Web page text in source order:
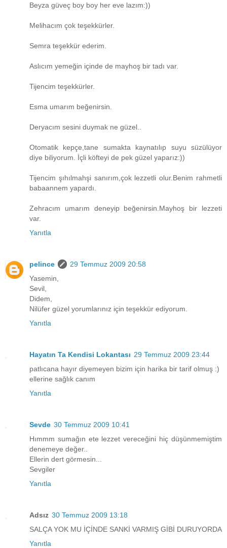
Beyza güveç boy boy her eve lazım:))
Melihacım çok teşekkürler.
Semra teşekkür ederim.
Aslıcım yemeğin içinde de mayhoş bir tadı var.
Tijencim teşekkürler.
Esma umarım beğenirsin.
Deryacım sesini duymak ne güzel..
Otomatik kepçe,tane sumakta kaynatılıp suyu süzülüyor
diye biliyorum. İçli köfteyi de pek güzel yaparız:))
Tijencim şıhılmahşi sanırım,çok lezzetli olur.Benim rahmetli
babaannem yapardı.
Zehracım umarım deneyip beğenirsin.Mayhoş bir lezzeti
var.
Yanıtla
pelince
29 Temmuz 2009 20:58
Yasemin,
Sevil,
Didem,
Nilüfer güzel yorumlarınız için teşekkür ediyorum.
Yanıtla
Hayatın Ta Kendisi Lokantası 29 Temmuz 2009 23:44
patlıcana hayır diyemeyen bizim için harika bir tarif olmuş :)
ellerine sağlık canım
Yanıtla
Sevde 30 Temmuz 2009 10:41
Hımmm sumağın ete lezzet vereceğini hiç düşünmemiştim
denemeye değer..
Ellerin dert görmesin...
Sevgiler
Yanıtla
Adsız 30 Temmuz 2009 13:18
SALÇA YOK MU İÇİNDE SANKİ VARMIŞ GİBİ DURUYORDA
Yanıtla